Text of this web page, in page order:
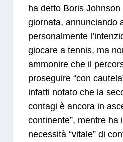
ha detto Boris Johnson
giornata, annunciando
personalmente
giocare a tennis, ma
ammonire che il
proseguire “con
infatti notato che la
contagi è ancora in
continente”, mentre ha
necessità “vitale” di